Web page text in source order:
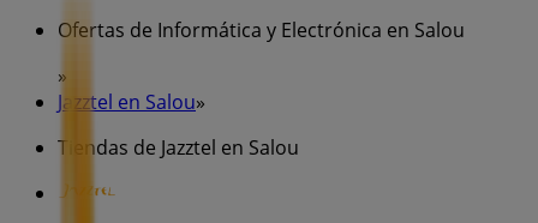
Ofertas de Informática y Electrónica en Salou
»
Jazztel en Salou»
Tiendas de Jazztel en Salou